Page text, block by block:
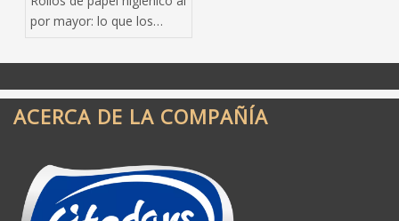
por mayor: lo que los
hacen bien
ACERCA DE LA COMPAÑÍA